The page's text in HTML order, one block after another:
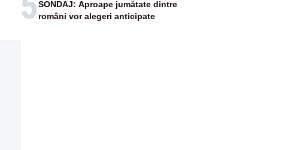
SONDAJ: Aproape jumătate dintre
români vor alegeri anticipate